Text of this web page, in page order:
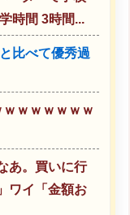
時間 3時間...
比べて優秀過
ｗｗｗｗｗｗ
あ。買いに行
ワイ「金額お